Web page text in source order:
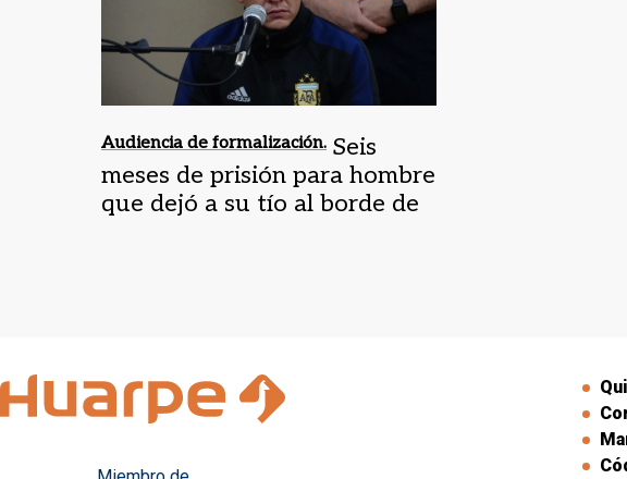
Audiencia de formalización. Seis
meses de prisión para hombre
que dejó a su tío al borde de